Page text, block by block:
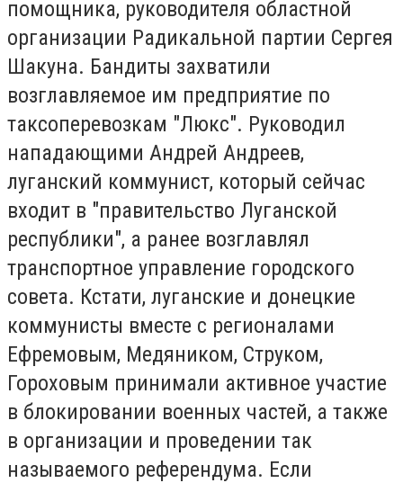
помощника, руководителя областной
организации Радикальной партии Сергея
Шакуна. Бандиты захватили
возглавляемое им предприятие по
таксоперевозкам "Люкс". Руководил
нападающими Андрей Андреев,
луганский коммунист, который сейчас
входит в "правительство Луганской
республики", а ранее возглавлял
транспортное управление городского
совета. Кстати, луганские и донецкие
коммунисты вместе с регионалами
Ефремовым, Медяником, Струком,
Гороховым принимали активное участие
в блокировании военных частей, а также
в организации и проведении так
называемого референдума. Если